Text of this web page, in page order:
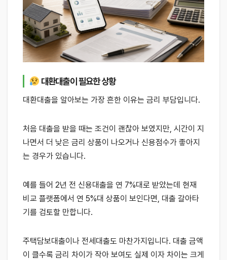
대환대출이 필요한 상황
대환대출을 알아보는 가장 흔한 이유는 금리 부담입니다.
처음 대출을 받을 때는 조건이 괜찮아 보였지만, 시간이 지
나면서 더 낮은 금리 상품이 나오거나 신용점수가 좋아지
는 경우가 있습니다.
예를 들어 2년 전 신용대출을 연 7%대로 받았는데 현재
비교 플랫폼에서 연 5%대 상품이 보인다면, 대출 갈아타
기를 검토할 만합니다.
주택담보대출이나 전세대출도 마찬가지입니다. 대출 금액
이 클수록 금리 차이가 작아 보여도 실제 이자 차이는 크게